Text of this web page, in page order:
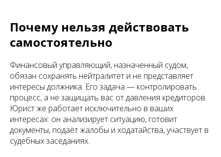
Почему нельзя действовать
самостоятельно
Финансовый управляющий, назначенный судом,
обязан сохранять нейтралитет и не представляет
интересы должника. Его задача — контролировать
процесс, а не защищать вас от давления кредиторов.
Юрист же работает исключительно в ваших
интересах: он анализирует ситуацию, готовит
документы, подаёт жалобы и ходатайства, участвует в
судебных заседаниях.